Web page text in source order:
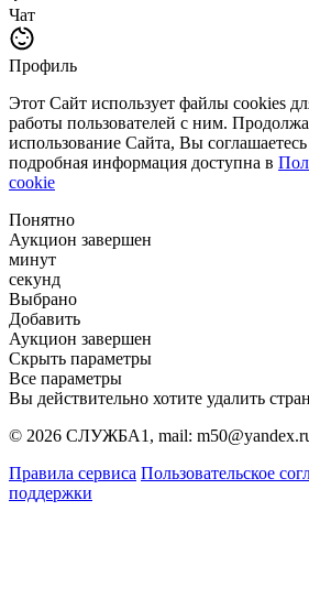
Чат
Профиль
Этот Сайт использует файлы cookies
работы пользователей с ним.
использование Сайта, Вы
подробная информация доступна в
cookie
Понятно
Аукцион завершен
минут
секунд
Выбрано
Добавить
Аукцион завершен
Скрыть параметры
Все параметры
Вы действительно хотите удалить
© 2026 СЛУЖБА1, mail:
Правила сервиса Пользовательское
поддержки